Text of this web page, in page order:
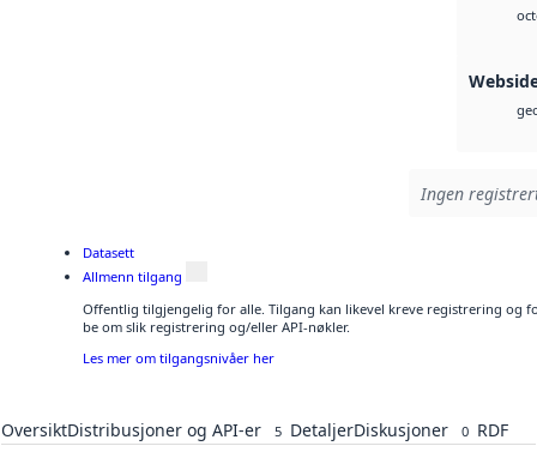
Ingen
Datasett
Allmenn tilgang
Offentlig tilgjengelig for alle. Tilgang kan likevel kreve registrering og
be om slik registrering og/eller API-nøkler.
Les mer om tilgangsnivåer her
OversiktDistribusjoner og API-er 5 DetaljerDiskusjoner 0 RDF